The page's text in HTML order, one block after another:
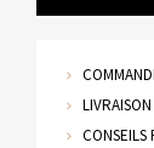
CONSEILS